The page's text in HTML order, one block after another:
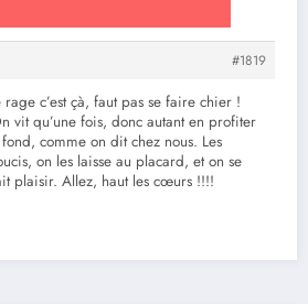
#1819
rage c’est çà, faut pas se faire chier !
vit qu’une fois, donc autant en profiter
comme on dit chez nous. Les
on les laisse au placard, et on se
plaisir. Allez, haut les cœurs !!!!